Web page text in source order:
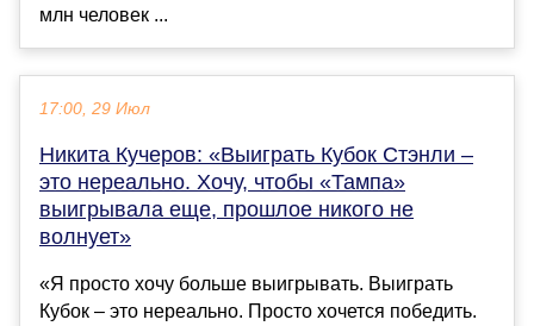
млн человек ...
17:00, 29 Июл
Никита Кучеров: «Выиграть Кубок Стэнли –
это нереально. Хочу, чтобы «Тампа»
выигрывала еще, прошлое никого не
волнует»
«Я просто хочу больше выигрывать. Выиграть
Кубок – это нереально. Просто хочется победить.